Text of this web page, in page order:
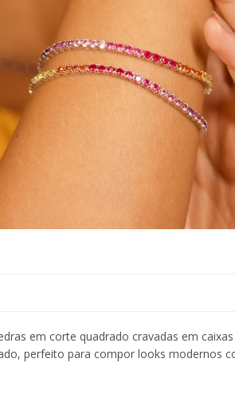
em corte quadrado cravadas em
perfeito para compor looks modernos